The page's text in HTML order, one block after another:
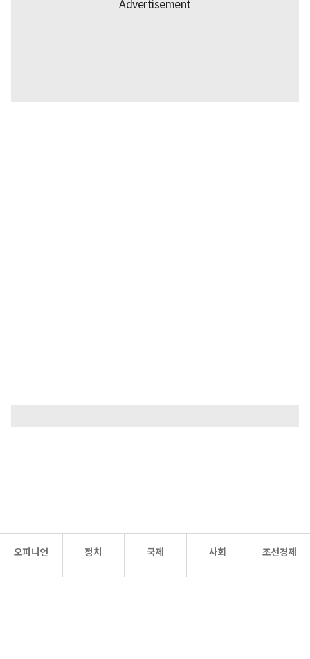
오피니언 정치 국제 사회 조선경제